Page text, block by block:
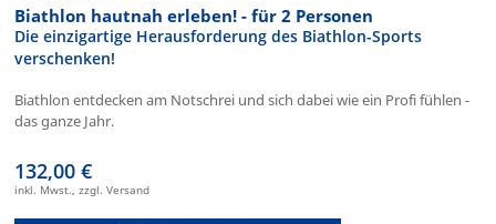
Biathlon hautnah erleben! - für 2 Personen
Die einzigartige Herausforderung des Biathlon-Sports
verschenken!
Biathlon entdecken am Notschrei und sich dabei wie ein Profi fühlen -
das ganze Jahr.
132,00 €
inkl. Mwst., zzgl. Versand